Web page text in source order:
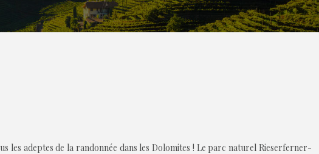
les adeptes de la randonnée dans les Dolomites ! Le parc naturel Rieserferner-